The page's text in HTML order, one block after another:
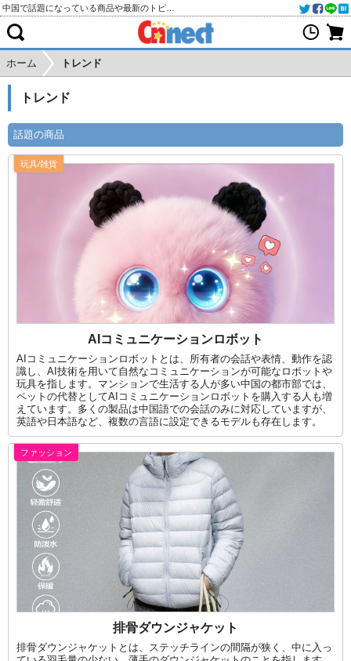
ホーム トレンド
トレンド
話題の商品
玩具/雑貨
AIコミュニケーションロボット
AIコミュニケーションロボットとは、所有者の会話や表情、動作を認
識し、AI技術を用いて自然なコミュニケーションが可能なロボットや
玩具を指します。マンションで生活する人が多い中国の都市部では、
ペットの代替としてAIコミュニケーションロボットを購入する人も増
えています。多くの製品は中国語での会話のみに対応していますが、
英語や日本語など、複数の言語に設定できるモデルも存在します。
ファッション
排骨ダウンジャケット
排骨ダウンジャケットとは、ステッチラインの間隔が狭く、中に入っ